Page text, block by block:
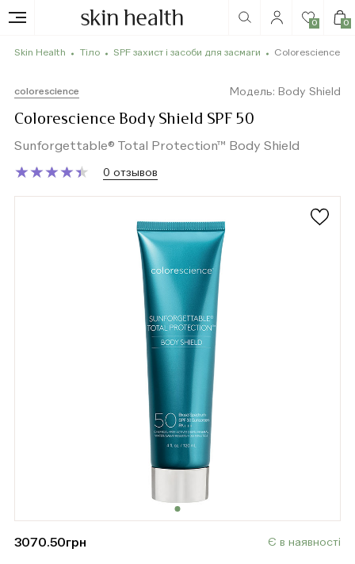
0 0
Skin Health Тіло SPF захист і засоби для засмаги Colorescience
colorescience Модель: Body Shield
Colorescience Body Shield SPF 50
Sunforgettable® Total Protection™ Body Shield
★
★★
★★
★★
★★
★ 0 отзывов
3070.50грн Є в наявності